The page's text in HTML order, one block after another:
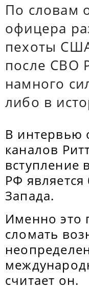
По словам
офицера
пехоты
после СВО
намного
либо в
В интервью
каналов
вступление
РФ
Запада.
Именно это
сломать
считает он.